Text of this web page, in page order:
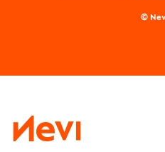
Nevi 2
©